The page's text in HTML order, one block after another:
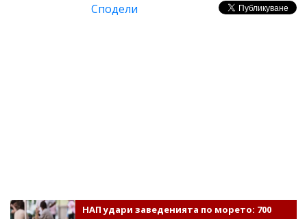
Сподели
НАП удари заведенията по морето: 700